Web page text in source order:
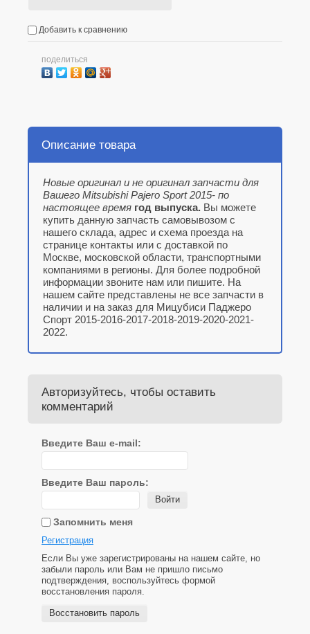
Добавить к сравнению
поделиться
Описание товара
Новые оригинал и не оригинал запчасти для
Вашего Mitsubishi Pajero Sport 2015- по
настоящее время год выпуска. Вы можете
купить данную запчасть самовывозом с
нашего склада, адрес и схема проезда на
странице контакты или с доставкой по
Москве, московской области, транспортными
компаниями в регионы. Для более подробной
информации звоните нам или пишите. На
нашем сайте представлены не все запчасти в
наличии и на заказ для Мицубиси Паджеро
Спорт 2015-2016-2017-2018-2019-2020-2021-
2022.
Авторизуйтесь, чтобы оставить
комментарий
Введите Ваш e-mail:
Введите Ваш пароль:
Войти
Запомнить меня
Регистрация
Если Вы уже зарегистрированы на нашем сайте, но
забыли пароль или Вам не пришло письмо
подтверждения, воспользуйтесь формой
восстановления пароля.
Восстановить пароль